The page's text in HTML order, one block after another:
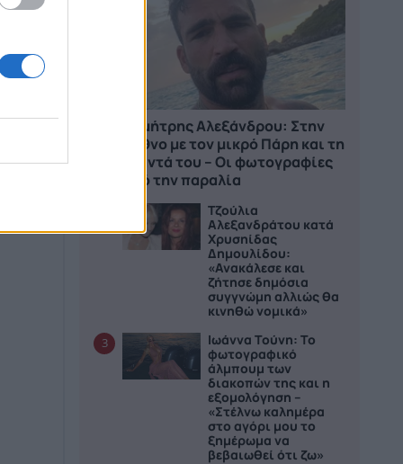
Δημήτρης Αλεξάνδρου: Στην
Κύθνο με τον μικρό Πάρη και τη
νταντά του – Οι φωτογραφίες
από την παραλία
Τζούλια
Αλεξανδράτου κατά
Χρυσηίδας
Δημουλίδου:
«Ανακάλεσε και
ζήτησε δημόσια
συγγνώμη αλλιώς θα
κινηθώ νομικά»
3
Ιωάννα Τούνη: Το
φωτογραφικό
άλμπουμ των
διακοπών της και η
εξομολόγηση –
«Στέλνω καλημέρα
στο αγόρι μου το
ξημέρωμα να
βεβαιωθεί ότι ζω»